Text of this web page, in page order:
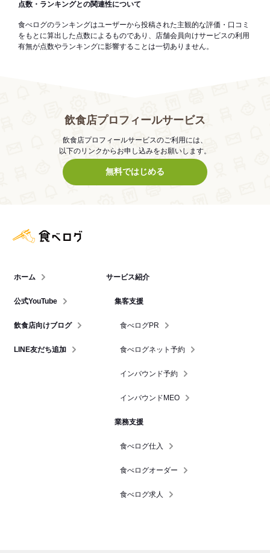
点数・ランキングとの関連性について
食べログのランキングはユーザーから投稿された主観的な評価・口コミ
をもとに算出した点数によるものであり、店舗会員向けサービスの利用
有無が点数やランキングに影響することは一切ありません。
飲食店プロフィールサービス
飲食店プロフィールサービスのご利用には、
以下のリンクからお申し込みをお願いします。
無料ではじめる
ホーム
公式YouTube
飲食店向けブログ
LINE友だち追加
サービス紹介
集客支援
食べログPR
食べログネット予約
インバウンド予約
インバウンドMEO
業務支援
食べログ仕入
食べログオーダー
食べログ求人